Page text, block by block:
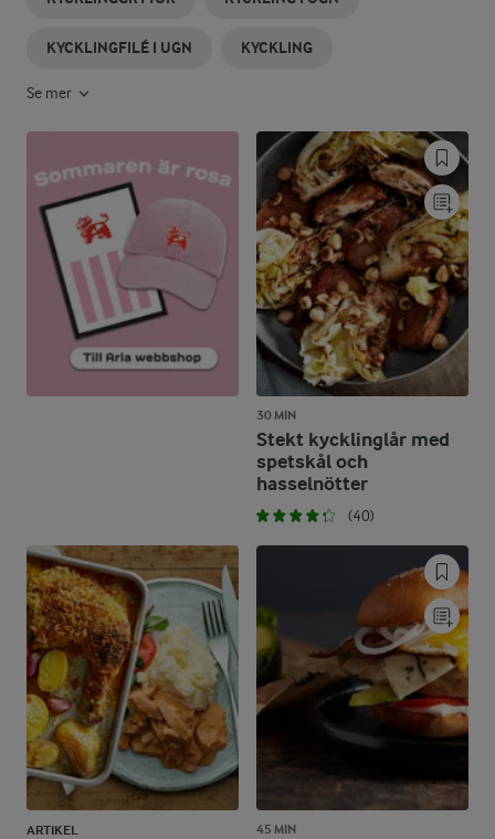
KYCKLINGFILÉ I UGN KYCKLING
Se mer
30 MIN
Stekt kycklinglår med
spetskål och
hasselnötter
(40)
ARTIKEL 45 MIN